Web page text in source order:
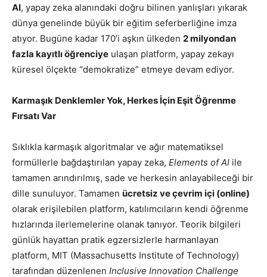
AI, yapay zeka alanındaki doğru bilinen yanlışları yıkarak
dünya genelinde büyük bir eğitim seferberliğine imza
atıyor. Bugüne kadar 170’i aşkın ülkeden 2 milyondan
fazla kayıtlı öğrenciye ulaşan platform, yapay zekayı
küresel ölçekte “demokratize” etmeye devam ediyor.
Karmaşık Denklemler Yok, Herkes İçin Eşit Öğrenme
Fırsatı Var
Sıklıkla karmaşık algoritmalar ve ağır matematiksel
formüllerle bağdaştırılan yapay zeka, Elements of AI ile
tamamen arındırılmış, sade ve herkesin anlayabileceği bir
dille sunuluyor. Tamamen ücretsiz ve çevrim içi (online)
olarak erişilebilen platform, katılımcıların kendi öğrenme
hızlarında ilerlemelerine olanak tanıyor. Teorik bilgileri
günlük hayattan pratik egzersizlerle harmanlayan
platform, MIT (Massachusetts Institute of Technology)
tarafından düzenlenen Inclusive Innovation Challenge